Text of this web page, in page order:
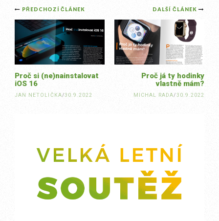
Post
navigation
DALŠÍ ČLÁNEK
Proč já ty hodinky
vlastně mám?
MICHAL RADA/30.9.2022
PŘEDCHOZÍ ČLÁNEK
Proč si (ne)nainstalovat
iOS 16
JAN NETOLIČKA/30.9.2022